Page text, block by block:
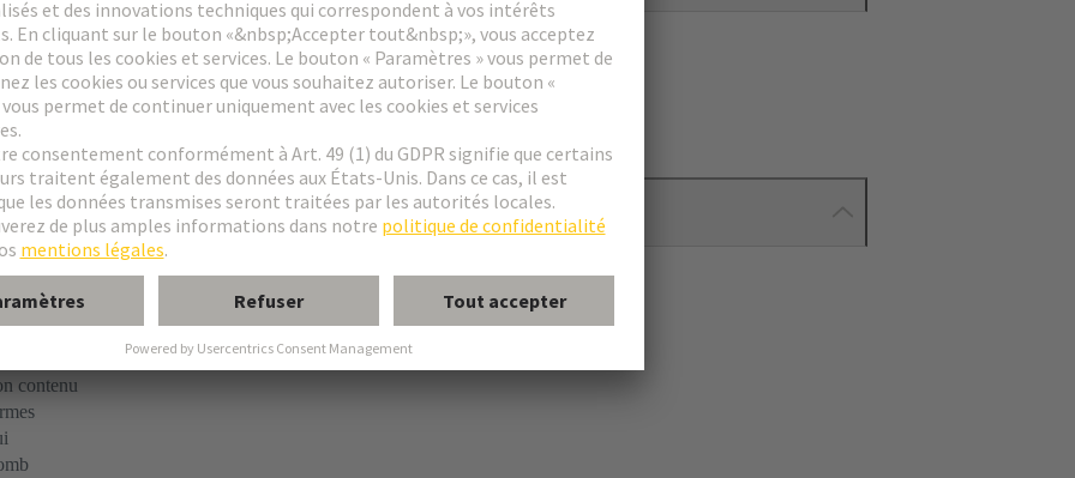
contenu
contenu